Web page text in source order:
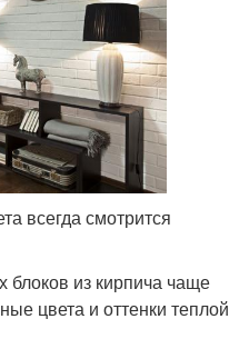
всегда смотрится
из кирпича чаще
цвета и оттенки теплой